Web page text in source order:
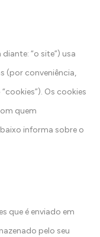
diante: “o site”) usa
(por conveniência,
Os cookies
quem
informa sobre o
que é enviado em
pelo seu